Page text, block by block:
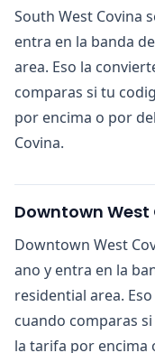
South West Covina
entra en la banda
area. Eso la
comparas si tu
por encima o por
Covina.
Downtown West
Downtown West
ano y entra en la
residential area.
cuando comparas
la tarifa por encima